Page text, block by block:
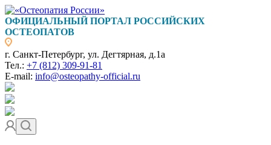
ОФИЦИАЛЬНЫЙ ПОРТАЛ РОССИЙСКИХ
ОСТЕОПАТОВ
г. Санкт-Петербург, ул. Дегтярная, д.1а
Тел.: +7 (812) 309-91-81
E-mail: info@osteopathy-official.ru